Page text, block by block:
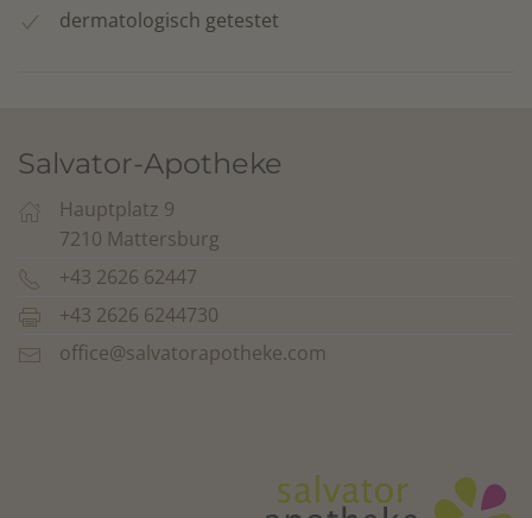
dermatologisch getestet
Salvator-Apotheke
Hauptplatz 9
7210 Mattersburg
+43 2626 62447
+43 2626 6244730
office@salvatorapotheke.com